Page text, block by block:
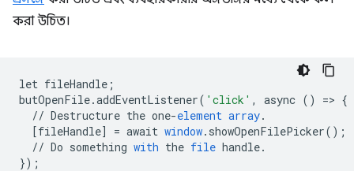
করা উচিত।
let fileHandle ;
butOpenFile.addEventListener( 'click' , async () => {
// Destructure the one-element array.
[fileHandle] = await window. showOpenFilePicker();
// Do something with the file handle.
});